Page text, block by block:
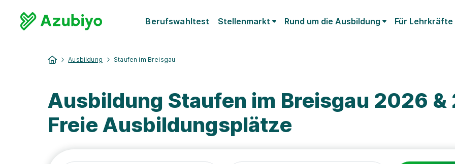
Berufswahltest Stellenmarkt Rund um die Ausbildung Für Lehrkräfte
Ausbildung Staufen im Breisgau
Ausbildung Staufen im Breisgau 2026 &
Freie Ausbildungsplätze